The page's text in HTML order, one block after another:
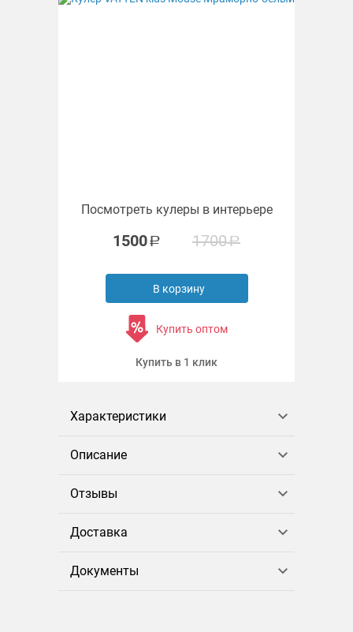
Посмотреть кулеры в интерьере
1500 1700
В корзину
Купить оптом
Купить в 1 клик
Характеристики
Описание
Отзывы
Доставка
Документы